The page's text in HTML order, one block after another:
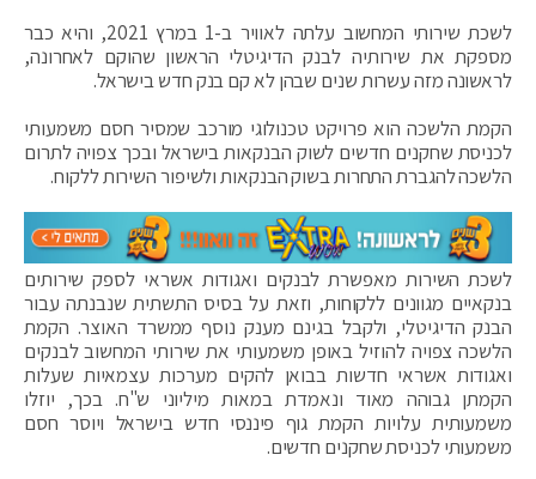
לשכת שירותי המחשוב עלתה לאוויר ב-1 במרץ 2021, והיא כבר
מספקת את שירותיה לבנק הדיגיטלי הראשון שהוקם לאחרונה,
לראשונה מזה עשרות שנים שבהן לא קם בנק חדש בישראל.
הקמת הלשכה הוא פרויקט טכנולוגי מורכב שמסיר חסם משמעותי
לכניסת שחקנים חדשים לשוק הבנקאות בישראל ובכך צפויה לתרום
הלשכה להגברת התחרות בשוק הבנקאות ולשיפור השירות ללקוח.
לשכת השירות מאפשרת לבנקים ואגודות אשראי לספק שירותים
בנקאיים מגוונים ללקוחות, וזאת על בסיס התשתית שנבנתה עבור
הבנק הדיגיטלי, ולקבל בגינם מענק נוסף ממשרד האוצר. הקמת
הלשכה צפויה להוזיל באופן משמעותי את שירותי המחשוב לבנקים
ואגודות אשראי חדשות בבואן להקים מערכות עצמאיות שעלות
הקמתן גבוהה מאוד ונאמדת במאות מיליוני ש"ח. בכך, יוזלו
משמעותית עלויות הקמת גוף פיננסי חדש בישראל ויוסר חסם
משמעותי לכניסת שחקנים חדשים.